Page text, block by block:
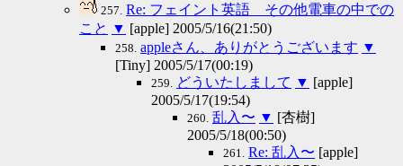
257. Re: フェイント英語 その他電車の中での
こと ▼ [apple] 2005/5/16(21:50)
258. appleさん、ありがとうございます ▼
[Tiny] 2005/5/17(00:19)
259. どういたしまして ▼ [apple]
2005/5/17(19:54)
260. 乱入〜 ▼ [杏樹]
2005/5/18(00:50)
261. Re: 乱入〜 [apple]